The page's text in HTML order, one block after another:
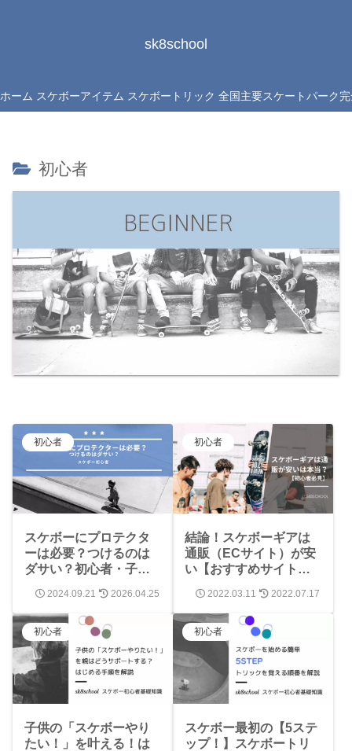
sk8school
ホーム スケボーアイテム スケボートリック 全国主要スケートパーク
初心者
初心者
スケボーにプロテクタ
ーは必要？つけるのは
ダサい？初心者・子供
は？
2024.09.21 2026.04.25
初心者
結論！スケボーギアは
通販（ECサイト）が安
い【おすすめサイトも
ご紹介】デッキ・ウィ
ール・トラック
2022.03.11 2022.07.17
初心者
子供の「スケボーやり
たい！」を叶える！は
初心者
スケボー最初の【5ステ
ップ！】スケボートリ